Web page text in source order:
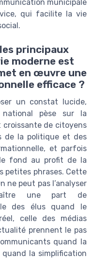
municipale
qui facilite la vie
principaux
moderne est
en œuvre une
efficace ?
un constat lucide,
pèse sur la
croissante de citoyens
de la politique et des
et parfois
fond au profit de la
petites phrases. Cette
ne peut pas l’analyser
une part de
des élus quand le
celle des médias
prennent le pas
quand la
la simplification